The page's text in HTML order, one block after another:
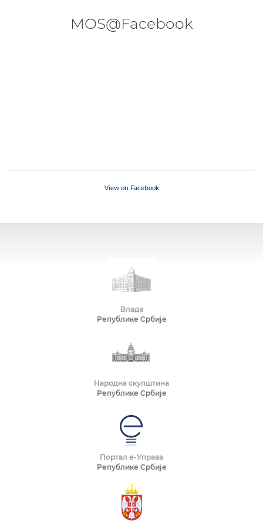
MOS@Facebook
View on Facebook
Влада
Републике Србије
Народна скупштина
Републике Србије
Портал е-Управа
Републике Србије